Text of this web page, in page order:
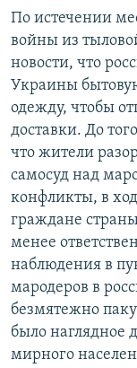
По истечении
войны из
новости, что
Украины
одежду, чтобы
доставки. До
что жители
самосуд над
конфликты, в
граждане
менее
наблюдения в
мародеров в
безмятежно
было наглядное
мирного